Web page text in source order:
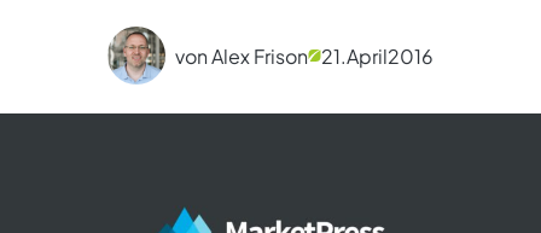
von Alex Frison 21.April2016